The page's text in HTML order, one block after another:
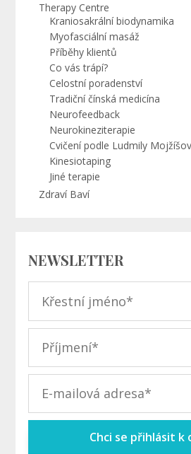
Therapy Centre
Kraniosakrální biodynamika
Myofasciální masáž
Příběhy klientů
Co vás trápí?
Celostní poradenství
Tradiční čínská medicína
Neurofeedback
Neurokineziterapie
Cvičení podle Ludmily
Kinesiotaping
Jiné terapie
Zdraví Baví
NEWSLETTER
Chci se přihlásit k